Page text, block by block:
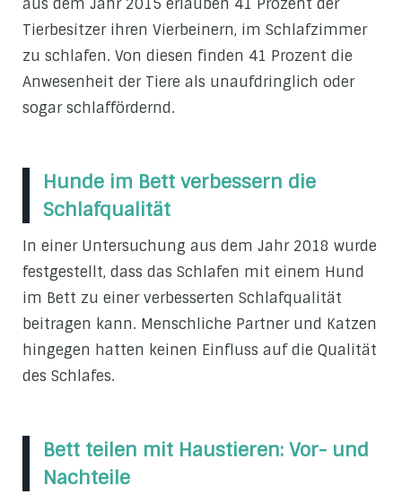
aus dem Jahr 2015 erlauben 41 Prozent der
Tierbesitzer ihren Vierbeinern, im Schlafzimmer
zu schlafen. Von diesen finden 41 Prozent die
Anwesenheit der Tiere als unaufdringlich oder
sogar schlaffördernd.
Hunde im Bett verbessern die
Schlafqualität
In einer Untersuchung aus dem Jahr 2018 wurde
festgestellt, dass das Schlafen mit einem Hund
im Bett zu einer verbesserten Schlafqualität
beitragen kann. Menschliche Partner und Katzen
hingegen hatten keinen Einfluss auf die Qualität
des Schlafes.
Bett teilen mit Haustieren: Vor- und
Nachteile